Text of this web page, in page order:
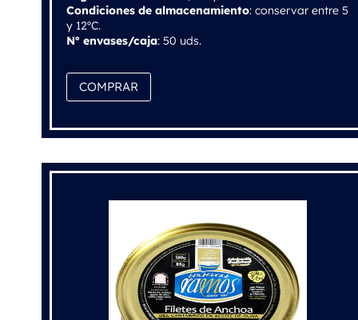
Condiciones de almacenamiento: conservar entre 5
y 12ºC.
Nº envases/caja: 50 uds.
COMPRAR